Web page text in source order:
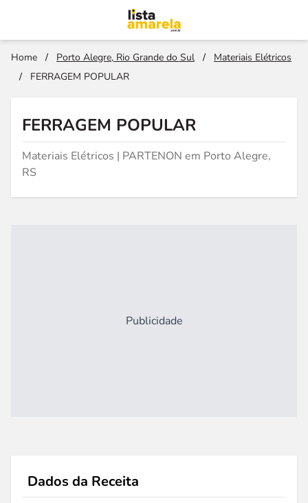
Home / Porto Alegre, Rio Grande do Sul /
Materiais Elétricos
/
FERRAGEM POPULAR
FERRAGEM POPULAR
Materiais Elétricos | PARTENON em Porto Alegre,
RS
Publicidade
Dados da Receita